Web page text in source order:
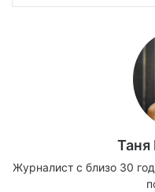
Таня
Журналист с близо 30